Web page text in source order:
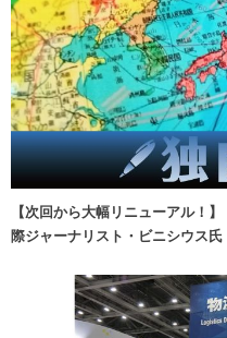
【次回から大幅リニューアル！
際ジャーナリスト・ビニシウス氏